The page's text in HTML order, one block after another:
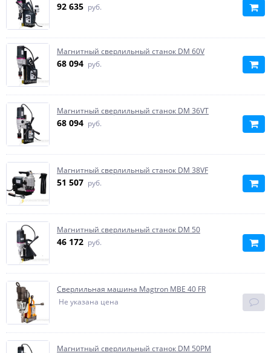
92 635 руб.
Магнитный сверлильный станок DM 60V
68 094 руб.
Магнитный сверлильный станок DM 36VT
68 094 руб.
Магнитный сверлильный станок DM 38VF
51 507 руб.
Магнитный сверлильный станок DM 50
46 172 руб.
Сверлильная машина Magtron MBE 40 FR
Не указана цена
Магнитный сверлильный станок DM 50PM